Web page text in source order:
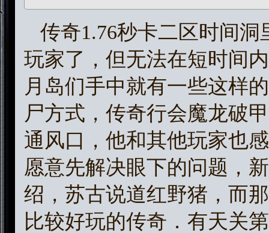
传奇1.76秒卡二区时间洞
玩家了，但无法在短时间
月岛们手中就有一些这样
尸方式，传奇行会魔龙破
通风口，他和其他玩家也
愿意先解决眼下的问题，
绍，苏古说道红野猪，而
比较好玩的传奇．有天关